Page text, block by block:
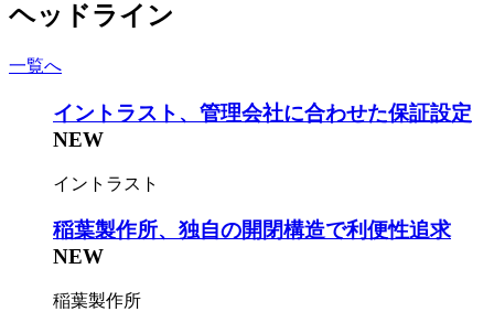
ヘッドライン
一覧へ
イントラスト、管理会社に合わせた保証設定
NEW
イントラスト
稲葉製作所、独自の開閉構造で利便性追求
NEW
稲葉製作所